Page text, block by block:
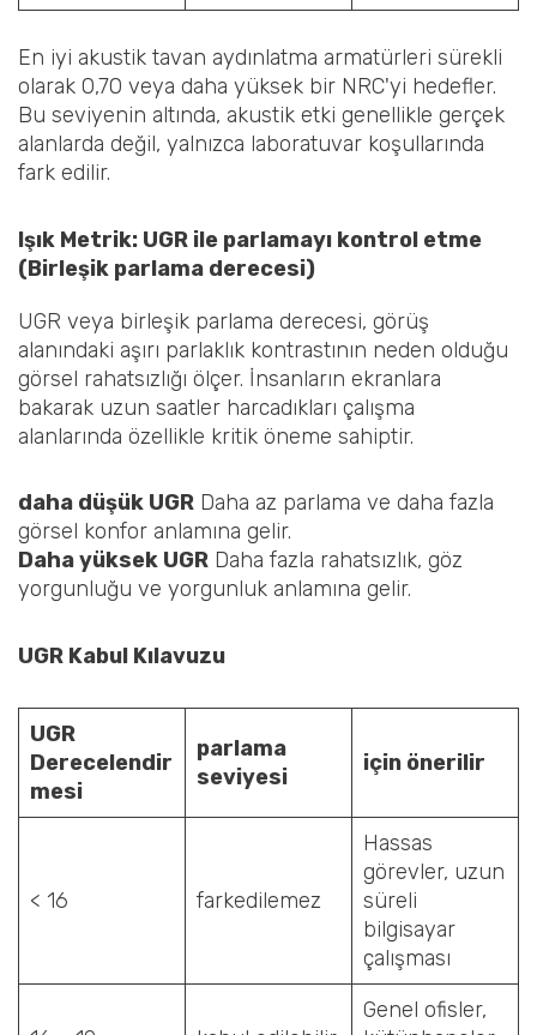
En iyi akustik tavan aydınlatma armatürleri sürekli
olarak 0,70 veya daha yüksek bir NRC'yi hedefler.
Bu seviyenin altında, akustik etki genellikle gerçek
alanlarda değil, yalnızca laboratuvar koşullarında
fark edilir.
Işık Metrik: UGR ile parlamayı kontrol etme
(Birleşik parlama derecesi)
UGR veya birleşik parlama derecesi, görüş
alanındaki aşırı parlaklık kontrastının neden olduğu
görsel rahatsızlığı ölçer. İnsanların ekranlara
bakarak uzun saatler harcadıkları çalışma
alanlarında özellikle kritik öneme sahiptir.
daha düşük UGR Daha az parlama ve daha fazla
görsel konfor anlamına gelir.
Daha yüksek UGR Daha fazla rahatsızlık, göz
yorgunluğu ve yorgunluk anlamına gelir.
UGR Kabul Kılavuzu
UGR
Derecelendir
mesi
parlama
seviyesi
için önerilir
< 16 farkedilemez
Hassas
görevler, uzun
süreli
bilgisayar
çalışması
Genel ofisler,